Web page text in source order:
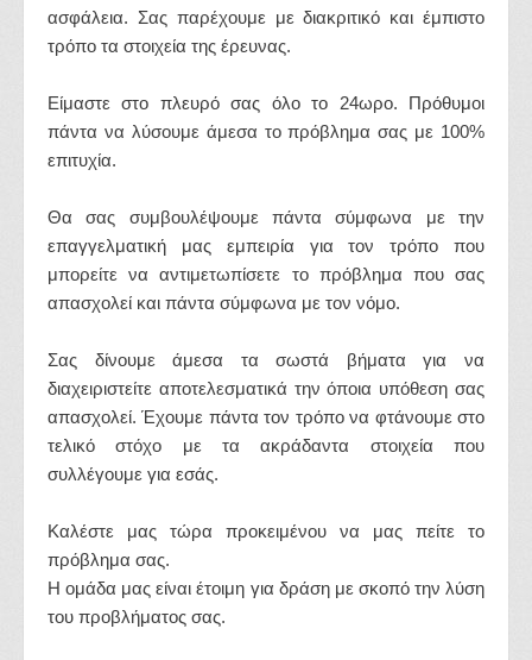
ασφάλεια. Σας παρέχουμε με διακριτικό και έμπιστο
τρόπο τα στοιχεία της έρευνας.
Είμαστε στο πλευρό σας όλο το 24ωρο. Πρόθυμοι
πάντα να λύσουμε άμεσα το πρόβλημα σας με 100%
επιτυχία.
Θα σας συμβουλέψουμε πάντα σύμφωνα με την
επαγγελματική μας εμπειρία για τον τρόπο που
μπορείτε να αντιμετωπίσετε το πρόβλημα που σας
απασχολεί και πάντα σύμφωνα με τον νόμο.
Σας δίνουμε άμεσα τα σωστά βήματα για να
διαχειριστείτε αποτελεσματικά την όποια υπόθεση σας
απασχολεί. Έχουμε πάντα τον τρόπο να φτάνουμε στο
τελικό στόχο με τα ακράδαντα στοιχεία που
συλλέγουμε για εσάς.
Καλέστε μας τώρα προκειμένου να μας πείτε το
πρόβλημα σας.
Η ομάδα μας είναι έτοιμη για δράση με σκοπό την λύση
του προβλήματος σας.